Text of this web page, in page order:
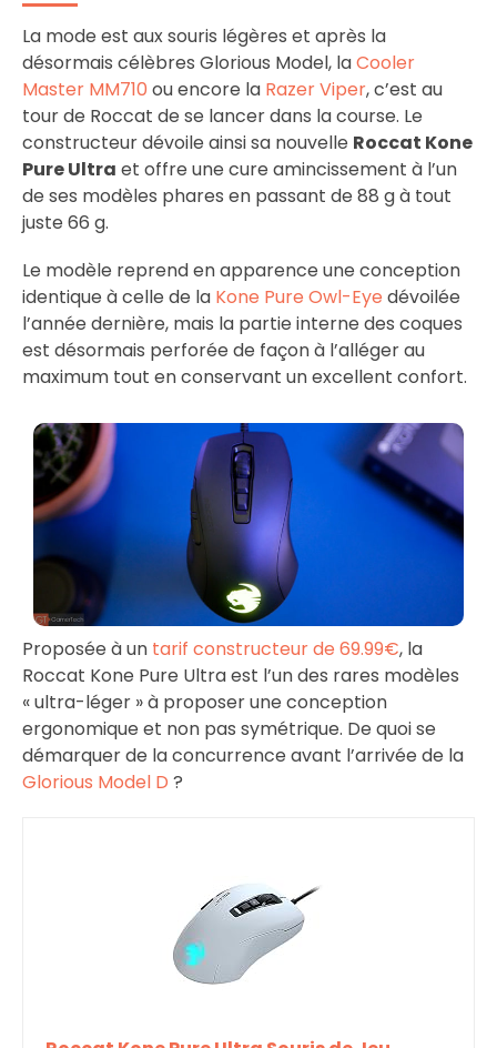
La mode est aux souris légères et après la
désormais célèbres Glorious Model, laCooler
Master MM710 ou encore la Razer Viper, c’est au
tour de Roccat de se lancer dans la course. Le
constructeur dévoile ainsi sa nouvelle Roccat Kone
Pure Ultra et offre une cure amincissement à l’un
de ses modèles phares en passant de 88 g à tout
juste 66 g.
Le modèle reprend en apparence une conception
identique à celle de la Kone Pure Owl-Eye dévoilée
l’année dernière, mais la partie interne des coques
est désormais perforée de façon à l’alléger au
maximum tout en conservant un excellent confort.
Proposée à un tarif constructeur de 69.99€, la
Roccat Kone Pure Ultra est l’un des rares modèles
« ultra-léger » à proposer une conception
ergonomique et non pas symétrique. De quoi se
démarquer de la concurrence avant l’arrivée de la
Glorious Model D ?